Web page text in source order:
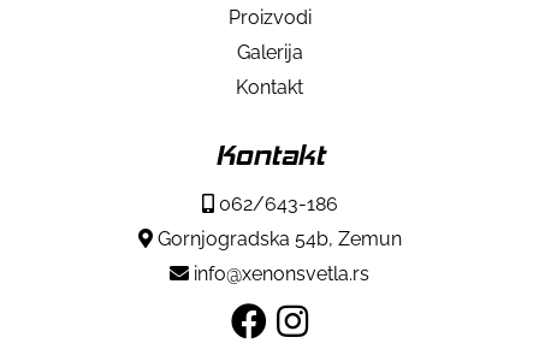
Proizvodi
Galerija
Kontakt
Kontakt
062/643-186
Gornjogradska 54b, Zemun
info@xenonsvetla.rs